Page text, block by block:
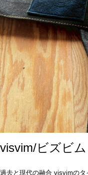
visvim/ビズビム
過去と現代の融合 visvimのタ